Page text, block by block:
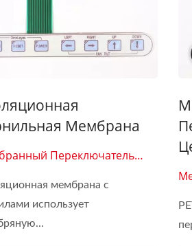
Мембрана
Переключатель
мембрана с
использует